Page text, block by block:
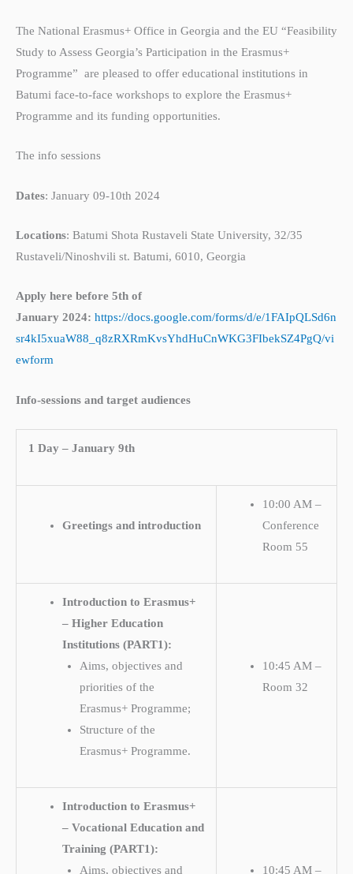
The National Erasmus+ Office in Georgia and the EU “Feasibility
Study to Assess Georgia’s Participation in the Erasmus+
Programme” are pleased to offer educational institutions in
Batumi face-to-face workshops to explore the Erasmus+
Programme and its funding opportunities.
The info sessions
Dates: January 09-10th 2024
Locations: Batumi Shota Rustaveli State University, 32/35
Rustaveli/Ninoshvili st. Batumi, 6010, Georgia
Apply here before 5th of
January 2024: https://docs.google.com/forms/d/e/1FAIpQLSd6n
sr4kI5xuaW88_q8zRXRmKvsYhdHuCnWKG3FIbekSZ4PgQ/vi
ewform
Info-sessions and target audiences
1 Day – January 9th
Greetings and introduction
10:00 AM –
Conference
Room 55
Introduction to Erasmus+
– Higher Education
Institutions (PART1):
Aims, objectives and
priorities of the
Erasmus+ Programme;
Structure of the
Erasmus+ Programme.
10:45 AM –
Room 32
Introduction to Erasmus+
– Vocational Education and
Training (PART1):
Aims, objectives and
10:45 AM –